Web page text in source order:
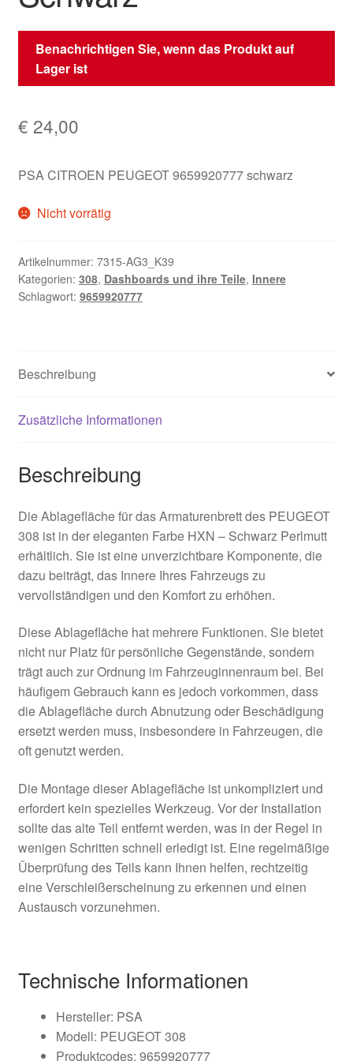
Benachrichtigen Sie, wenn das Produkt auf
Lager ist
€ 24,00
PSA CITROEN PEUGEOT 9659920777 schwarz
Nicht vorrätig
Artikelnummer: 7315-AG3_K39
Kategorien: 308, Dashboards und ihre Teile, Innere
Schlagwort: 9659920777
Beschreibung
Zusätzliche Informationen
Beschreibung
Die Ablagefläche für das Armaturenbrett des PEUGEOT
308 ist in der eleganten Farbe HXN – Schwarz Perlmutt
erhältlich. Sie ist eine unverzichtbare Komponente, die
dazu beiträgt, das Innere Ihres Fahrzeugs zu
vervollständigen und den Komfort zu erhöhen.
Diese Ablagefläche hat mehrere Funktionen. Sie bietet
nicht nur Platz für persönliche Gegenstände, sondern
trägt auch zur Ordnung im Fahrzeuginnenraum bei. Bei
häufigem Gebrauch kann es jedoch vorkommen, dass
die Ablagefläche durch Abnutzung oder Beschädigung
ersetzt werden muss, insbesondere in Fahrzeugen, die
oft genutzt werden.
Die Montage dieser Ablagefläche ist unkompliziert und
erfordert kein spezielles Werkzeug. Vor der Installation
sollte das alte Teil entfernt werden, was in der Regel in
wenigen Schritten schnell erledigt ist. Eine regelmäßige
Überprüfung des Teils kann Ihnen helfen, rechtzeitig
eine Verschleißerscheinung zu erkennen und einen
Austausch vorzunehmen.
Technische Informationen
Hersteller: PSA
Modell: PEUGEOT 308
Produktcodes: 9659920777